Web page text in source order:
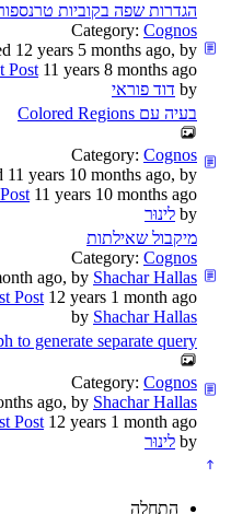
הגדרות שפה בקוביות
Category: Cognos
12 years 5 months ago, by
Post 11 years 8 months ago
by דוד פוראי
בעיה עם Colored Regions
Category: Cognos
11 years 10 months ago, by
11 years 10 months ago
by לינוּר
מיקבול שאילתות
Category: Cognos
ago, by Shachar Hallas
Post 12 years 1 month ago
by Shachar Hallas
to generate separate query
Category: Cognos
ago, by Shachar Hallas
Post 12 years 1 month ago
by לינוּר
התחלה